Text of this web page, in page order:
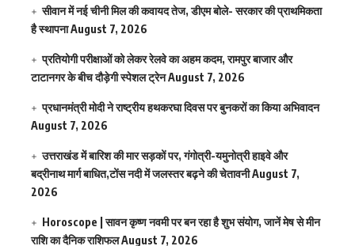
सीवान में नई चीनी मिल की कवायद तेज, डीएम बोले- सरकार की प्राथमिकता
है स्थापनाAugust 7, 2026
प्रतियोगी परीक्षाओं को लेकर रेलवे का अहम कदम, रामपुर बाजार और
टाटानगर के बीच दौड़ेगी स्पेशल ट्रेनAugust 7, 2026
प्रधानमंत्री मोदी ने राष्ट्रीय हथकरघा दिवस पर बुनकरों का किया अभिवादन
August 7, 2026
उत्तराखंड में बारिश की मार सड़कों पर, गंगोत्री-यमुनोत्री हाइवे और
बद्रीनाथ मार्ग बाधित,टोंस नदी में जलस्तर बढ़ने की चेतावनीAugust 7,
2026
Horoscope | सावन कृष्ण नवमी पर बन रहा है शुभ संयोग, जानें मेष से मीन
राशि का दैनिक राशिफलAugust 7, 2026